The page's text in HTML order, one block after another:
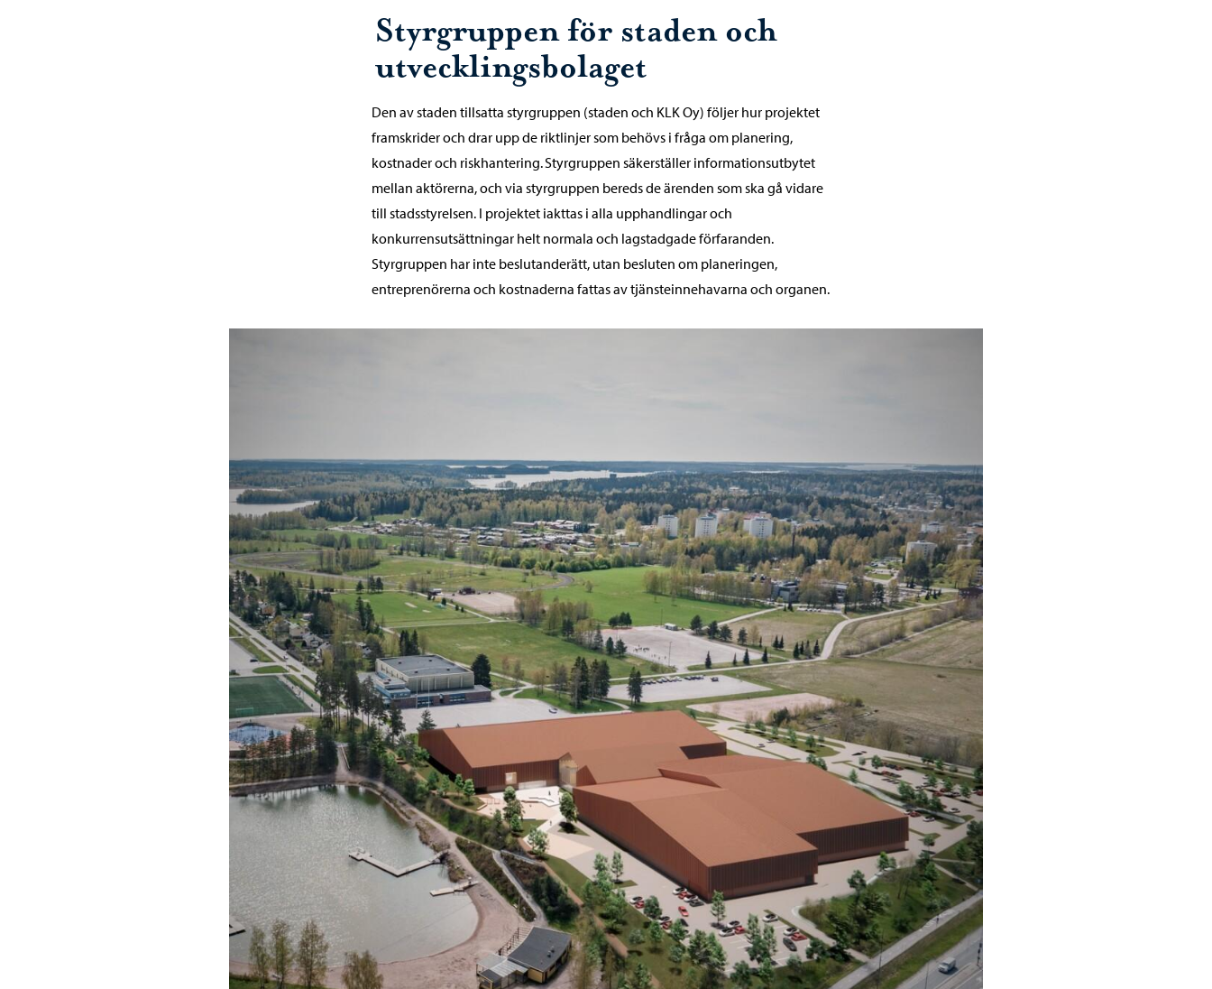
Styrgruppen för staden och
utvecklingsbolaget
Den av staden tillsatta styrgruppen (staden och KLK Oy) följer hur projektet
framskrider och drar upp de riktlinjer som behövs i fråga om planering,
kostnader och riskhantering. Styrgruppen säkerställer informationsutbytet
mellan aktörerna, och via styrgruppen bereds de ärenden som ska gå vidare
till stadsstyrelsen. I projektet iakttas i alla upphandlingar och
konkurrensutsättningar helt normala och lagstadgade förfaranden.
Styrgruppen har inte beslutanderätt, utan besluten om planeringen,
entreprenörerna och kostnaderna fattas av tjänsteinnehavarna och organen.